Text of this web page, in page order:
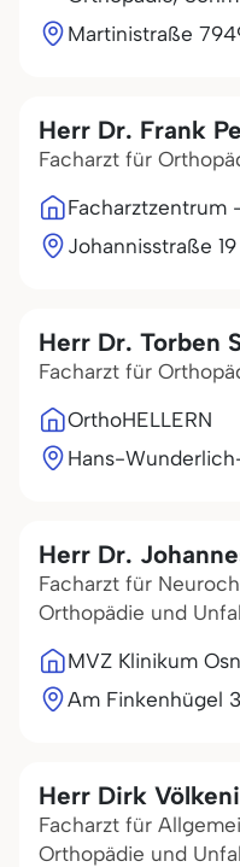
Martinistraße 79
Herr Dr. Frank
Facharzt für
Facharztzentrum
Johannisstraße
Herr Dr. Torben
Facharzt für
OrthoHELLERN
Hans-
Herr Dr.
Facharzt für
Orthopädie und
MVZ Klinikum
Am Finkenhügel 3
Herr Dirk
Facharzt für
Orthopädie und